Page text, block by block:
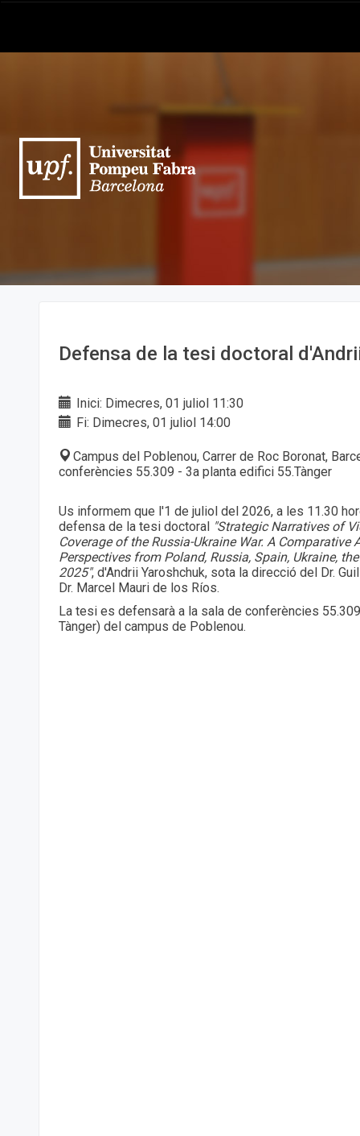
Defensa de la tesi doctoral
Inici: Dimecres, 01 juliol 11:30
Fi: Dimecres, 01 juliol 14:00
Campus del Poblenou, Carrer de Roc Boronat,
conferències 55.309 - 3a planta edifici 55.Tànger
Us informem que l'1 de juliol del 2026, a les 11.30
defensa de la tesi doctoral "Strategic Narratives of
Coverage of the Russia-Ukraine War. А Comparative
Perspectives from Poland, Russia, Spain, Ukraine,
2025", d'Andrii Yaroshchuk, sota la direcció del Dr.
Dr. Marcel Mauri de los Ríos.
La tesi es defensarà a la sala de conferències
Tànger) del campus de Poblenou.